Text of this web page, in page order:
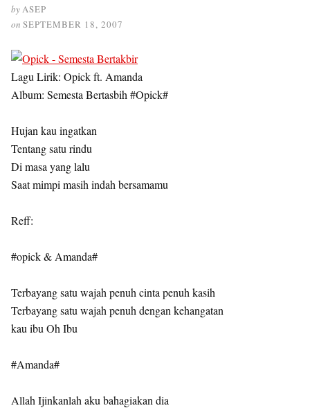
byASEP
on SEPTEMBER 18, 2007
Lagu Lirik: Opick ft. Amanda
Album: Semesta Bertasbih #Opick#
Hujan kau ingatkan
Tentang satu rindu
Di masa yang lalu
Saat mimpi masih indah bersamamu
Reff:
#opick & Amanda#
Terbayang satu wajah penuh cinta penuh kasih
Terbayang satu wajah penuh dengan kehangatan
kau ibu Oh Ibu
#Amanda#
Allah Ijinkanlah aku bahagiakan dia